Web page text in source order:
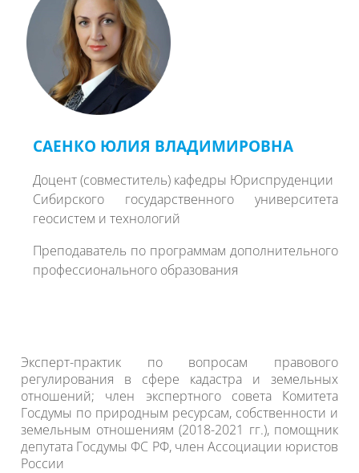
САЕНКО ЮЛИЯ ВЛАДИМИРОВНА
Доцент (совместитель) кафедры Юриспруденции
Сибирского государственного университета
геосистем и технологий
Преподаватель по программам дополнительного
профессионального образования
Эксперт-практик по вопросам правового
регулирования в сфере кадастра и земельных
отношений; член экспертного совета Комитета
Госдумы по природным ресурсам, собственности и
земельным отношениям (2018-2021 гг.), помощник
депутата Госдумы ФС РФ, член Ассоциации юристов
России